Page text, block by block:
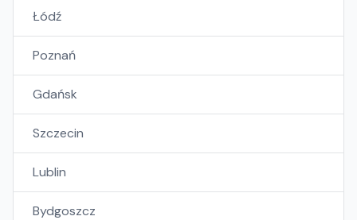
Łódź
Poznań
Gdańsk
Szczecin
Lublin
Bydgoszcz